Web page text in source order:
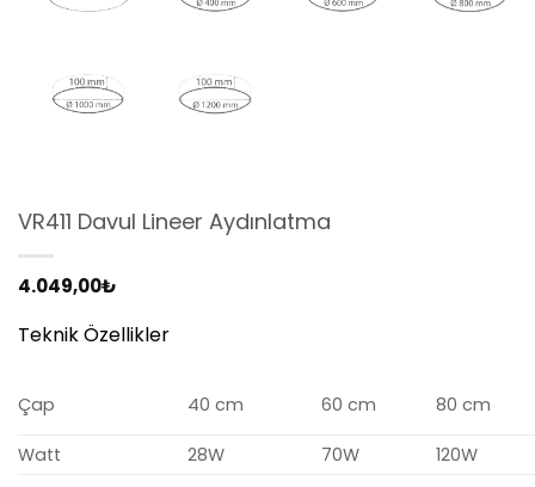
VR411 Davul Lineer Aydınlatma
4.049,00₺
Teknik Özellikler
Çap 40 cm 60 cm 80 cm
Watt 28W 70W 120W